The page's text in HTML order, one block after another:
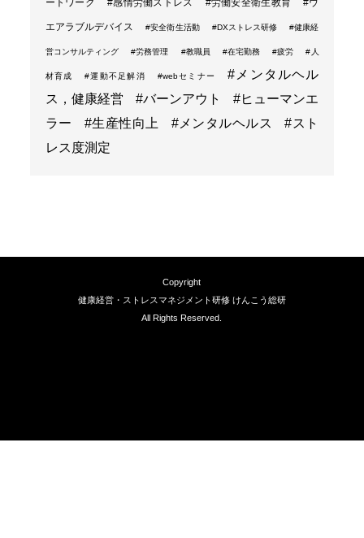
ートワーク #感情労働ストレス #労働安全衛生教育 #ウ
エアラブルデバイス #安全衛生活動 #DXストレス研修 #健康経
営コンサルティング #労務管理 #教職員 #在宅勤務 #疲労 #人
材育成 #運動不足解消 #webセミナー
#メンタルヘル
ス，健康経営
#バーンアウト
#ヒューマンエ
ラー
#生産性向上 #メンタルヘルス
#スト
レス度測定
Copyright
健康経営・ストレスマネジメント研修 けんこう総研
All Rights Reserved.